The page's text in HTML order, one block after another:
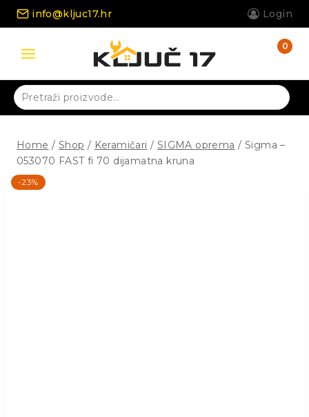
Skip
info@kljuc17.hr Login
0
Pretraži:
Home / Shop / Keramičari / SIGMA oprema / Sigma –
053070 FAST fi 70 dijamatna kruna
-23%